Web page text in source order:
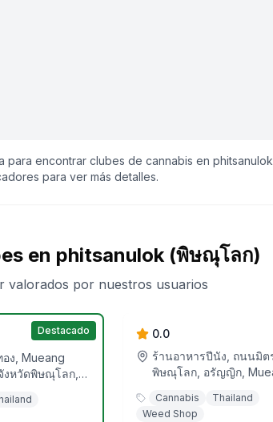
para encontrar clubes de cannabis en
para ver más detalles.
en phitsanulok (พิษณุโลก)
valorados por nuestros usuarios
Destacado
Shop
ง, Mueang
งหวัดพิษณุโลก,
The social Cannabis
0.0
ร้านอาหารปีนัง, ถนนมิต
พิษณุโลก, อรัญญิก,
ประเทศไทย
Cannabis
Thailand
Weed Shop